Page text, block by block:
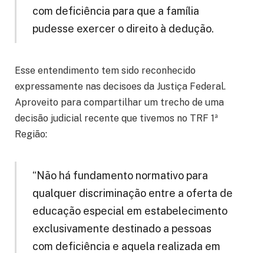
com deficiência para que a família
pudesse exercer o direito à dedução.
Esse entendimento tem sido reconhecido
expressamente nas decisoes da Justiça Federal.
Aproveito para compartilhar um trecho de uma
decisão judicial recente que tivemos no TRF 1ª
Região:
“Não há fundamento normativo para
qualquer discriminação entre a oferta de
educação especial em estabelecimento
exclusivamente destinado a pessoas
com deficiência e aquela realizada em